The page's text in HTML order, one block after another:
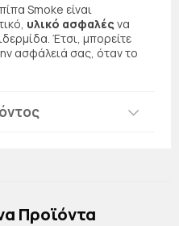
Smoke είναι
υλικό ασφαλές να
Έτσι, μπορείτε
ασφάλειά σας, όταν το
Προϊόντα